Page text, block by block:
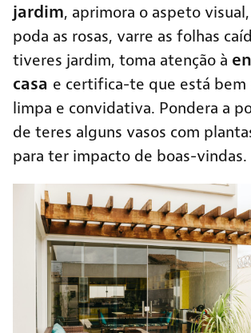
jardim, aprimora o aspeto
poda as rosas, varre as folhas
tiveres jardim, toma atenção à
casa e certifica-te que está bem
limpa e convidativa. Pondera a
de teres alguns vasos com
para ter impacto de boas-vindas.